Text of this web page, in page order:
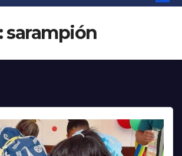
sarampión